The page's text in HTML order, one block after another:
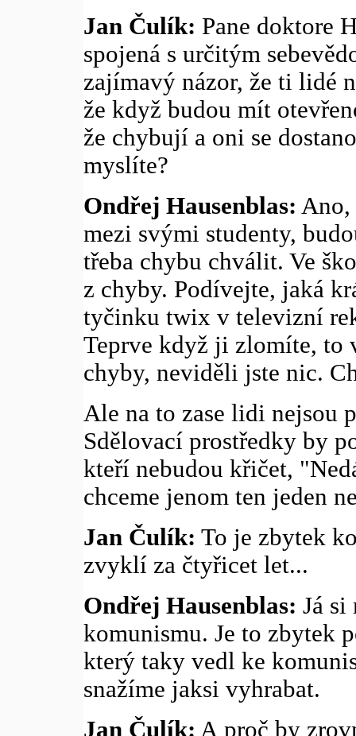
Jan Čulík: Pane doktore
spojená s určitým
zajímavý názor, že ti lidé
že když budou mít
že chybují a oni se
myslíte?
Ondřej Hausenblas: Ano,
mezi svými studenty,
třeba chybu chválit. Ve
z chyby. Podívejte, jaká
tyčinku twix v televizní
Teprve když ji zlomíte, to
chyby, neviděli jste nic.
Ale na to zase lidi nejsou
Sdělovací prostředky by
kteří nebudou křičet,
chceme jenom ten jeden
Jan Čulík: To je zbytek
zvyklí za čtyřicet let...
Ondřej Hausenblas: Já si
komunismu. Je to zbytek
který taky vedl ke
snažíme jaksi vyhrabat.
Jan Čulík: A proč by